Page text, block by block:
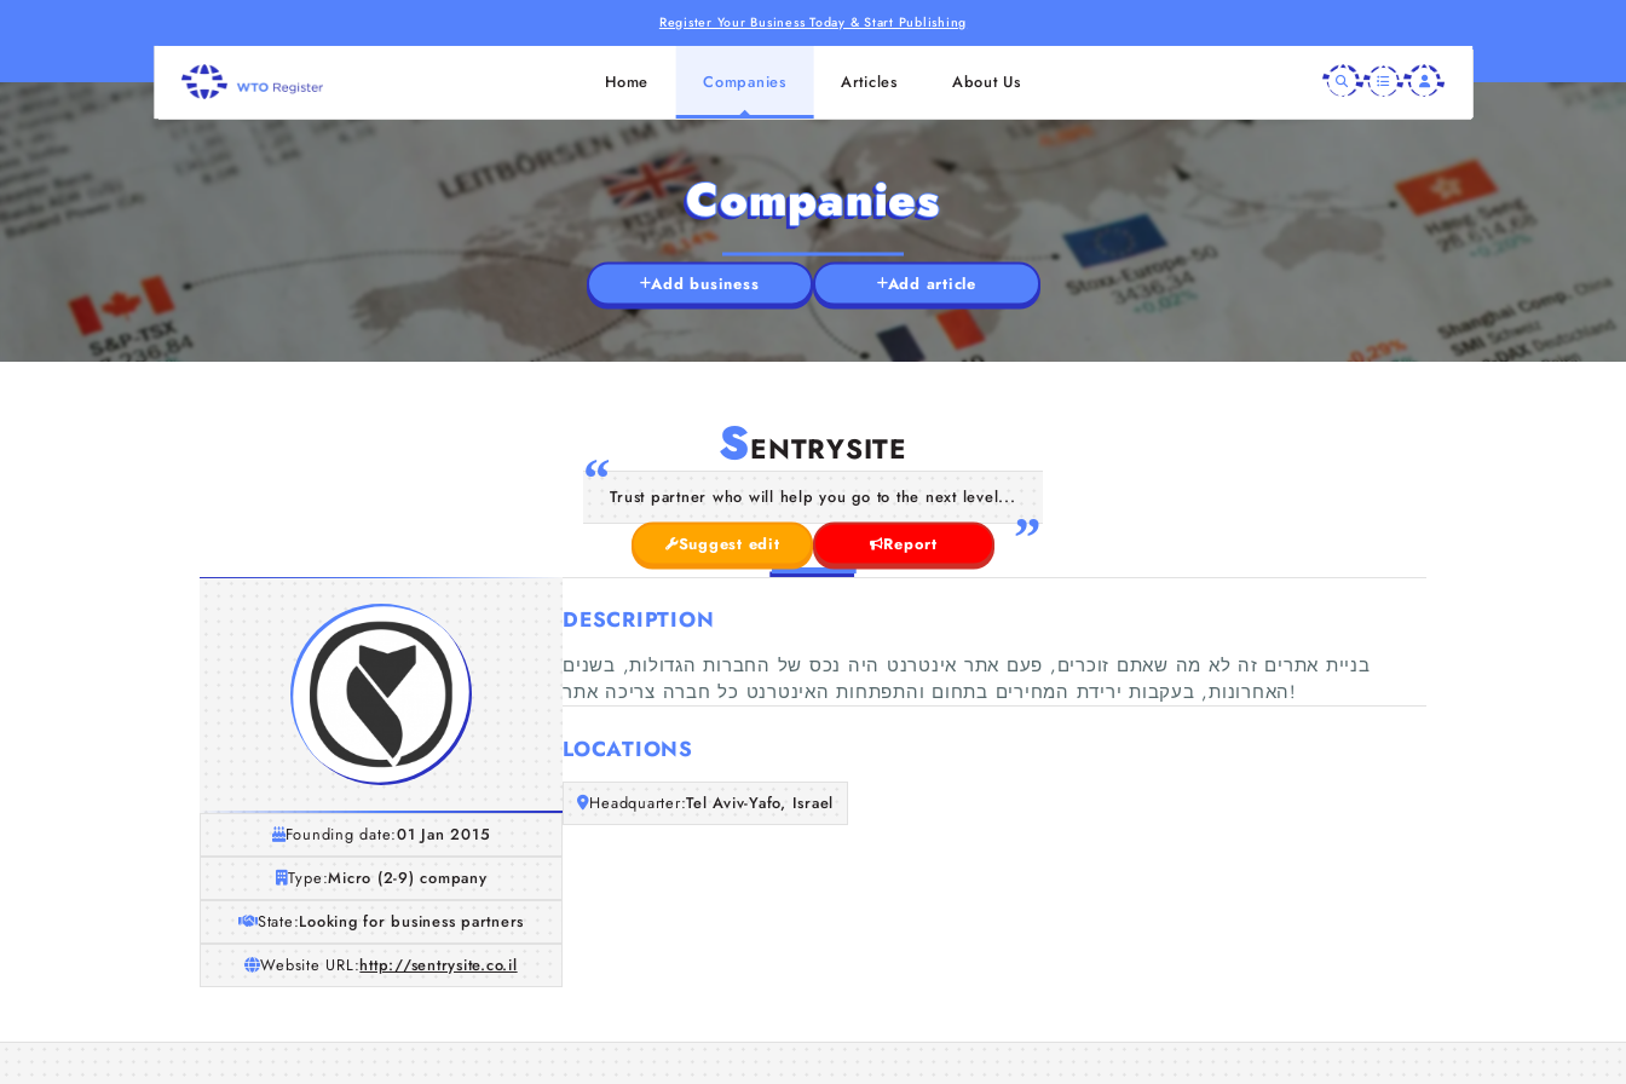
Register Your Business Today & Start Publishing
Home Companies Articles About Us
Companies
Add business Add article
SENTRYSITE
Trust partner who will help you go to the next level...
Suggest edit Report
Founding date:01 Jan 2015
Type:Micro (2-9) company
State:Looking for business partners
Website URL:http://sentrysite.co.il
DESCRIPTION
בניית אתרים זה לא מה שאתם זוכרים, פעם אתר אינטרנט היה נכס של החברות הגדולות, בשנים
האחרונות, בעקבות ירידת המחירים בתחום והתפתחות האינטרנט כל חברה צריכה אתר!
LOCATIONS
Headquarter:Tel Aviv-Yafo, Israel